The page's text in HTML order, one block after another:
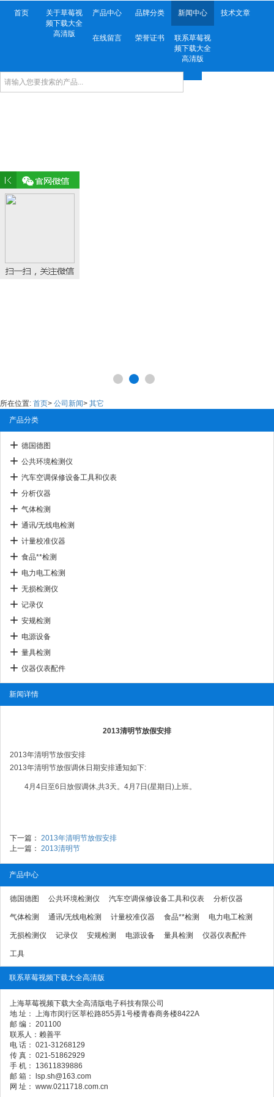
首页
关于草莓视
频下载大全
高清版
产品中心 品牌分类 新闻中心 技术文章
在线留言 荣誉证书
联系草莓视
频下载大全
高清版
所在位置: 首页> 公司新闻> 其它
产品分类
德国德图
公共环境检测仪
汽车空调保修设备工具和仪表
分析仪器
气体检测
通讯/无线电检测
计量校准仪器
食品**检测
电力电工检测
无损检测仪
记录仪
安规检测
电源设备
量具检测
仪器仪表配件
新闻详情
2013清明节放假安排
2013年清明节放假安排
2013年清明节放假调休日期安排通知如下:
4月4日至6日放假调休,共3天。4月7日(星期日)上班。
下一篇： 2013年清明节放假安排
上一篇： 2013清明节
产品中心
德国德图 公共环境检测仪 汽车空调保修设备工具和仪表 分析仪器
气体检测 通讯/无线电检测 计量校准仪器 食品**检测 电力电工检测
无损检测仪 记录仪 安规检测 电源设备 量具检测 仪器仪表配件
工具
联系草莓视频下载大全高清版
上海草莓视频下载大全高清版电子科技有限公司
地 址： 上海市闵行区莘松路855弄1号楼青春商务楼8422A
邮 编： 201100
联系人：赖善平
电 话： 021-31268129
传 真： 021-51862929
手 机： 13611839886
邮 箱： lsp.sh@163.com
网 址： www.0211718.com.cn